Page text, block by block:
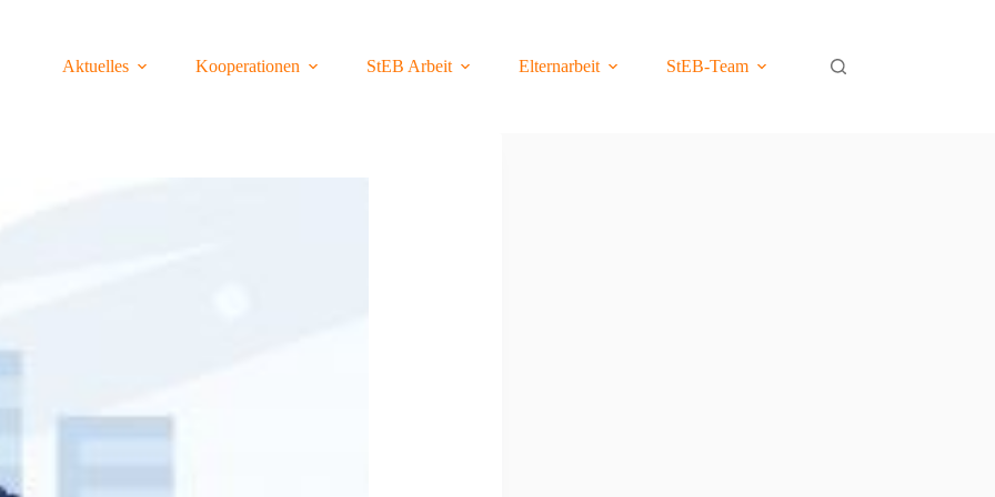
Aktuelles
Kooperationen StEB Arbeit Elternarbeit StEB-Team